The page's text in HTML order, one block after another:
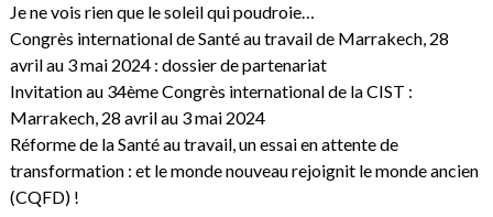
Je ne vois rien que le soleil qui poudroie…
Congrès international de Santé au travail de Marrakech, 28
avril au 3 mai 2024 : dossier de partenariat
Invitation au 34ème Congrès international de la CIST :
Marrakech, 28 avril au 3 mai 2024
Réforme de la Santé au travail, un essai en attente de
transformation : et le monde nouveau rejoignit le monde ancien
(CQFD) !